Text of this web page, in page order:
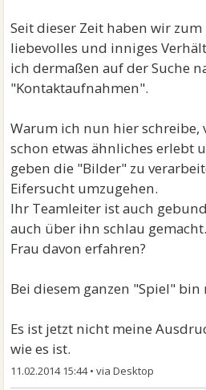
Seit dieser Zeit haben wir
liebevolles und inniges
ich dermaßen auf der Suche
"Kontaktaufnahmen".
Warum ich nun hier schreibe,
schon etwas ähnliches erlebt
geben die "Bilder" zu
Eifersucht umzugehen.
Ihr Teamleiter ist auch
auch über ihn schlau
Frau davon erfahren?
Bei diesem ganzen "Spiel"
Es ist jetzt nicht meine
wie es ist.
11.02.2014 15:44•